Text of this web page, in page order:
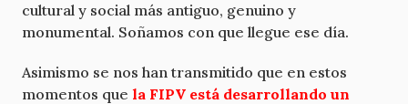
cultural y social más antiguo, genuino y
monumental. Soñamos con que llegue ese día.
Asimismo se nos han transmitido que en estos
momentos que la FIPV está desarrollando un